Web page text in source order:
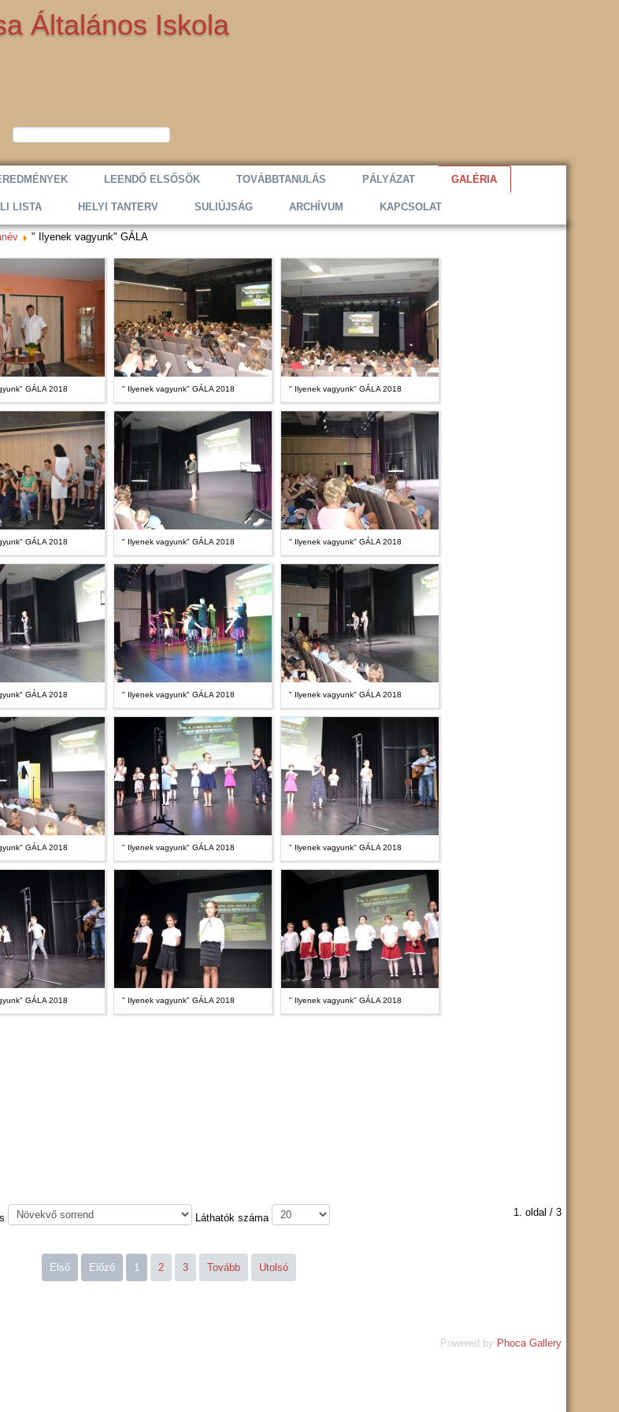
Általános Iskola
LEENDŐ ELSŐSÖK TOVÁBBTANULÁS PÁLYÁZAT GALÉRIA
LISTA HELYI TANTERV SULIÚJSÁG ARCHÍVUM KAPCSOLAT
" Ilyenek vagyunk" GÁLA
GÁLA 2018 " Ilyenek vagyunk" GÁLA 2018 " Ilyenek vagyunk" GÁLA 2018
GÁLA 2018 " Ilyenek vagyunk" GÁLA 2018 " Ilyenek vagyunk" GÁLA 2018
GÁLA 2018 " Ilyenek vagyunk" GÁLA 2018 " Ilyenek vagyunk" GÁLA 2018
GÁLA 2018 " Ilyenek vagyunk" GÁLA 2018 " Ilyenek vagyunk" GÁLA 2018
GÁLA 2018 " Ilyenek vagyunk" GÁLA 2018 " Ilyenek vagyunk" GÁLA 2018
Láthatók száma 1. oldal / 3
Első Előző 1 2 3 Tovább Utolsó
Powered by Phoca Gallery